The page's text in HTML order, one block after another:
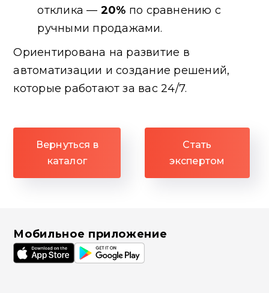
отклика — 20% по сравнению с
ручными продажами.
Ориентирована на развитие в
автоматизации и создание решений,
которые работают за вас 24/7.
Вернуться в
каталог
Стать
экспертом
Мобильное приложение